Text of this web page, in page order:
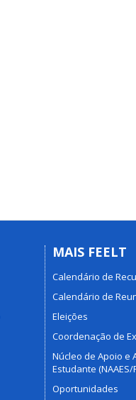
MAIS FEELT
Calendário de
Calendário de
Eleições
Coordenação de
Núcleo de Apoio e
Estudante (NAAES/
Oportunidades